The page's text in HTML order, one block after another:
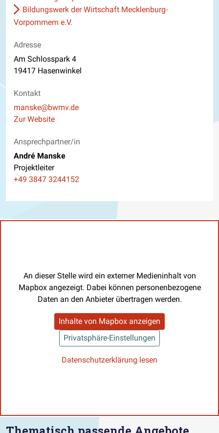
Bildungswerk der Wirtschaft Mecklenburg-
Vorpommern e.V.
Adresse
Am Schlosspark 4
19417 Hasenwinkel
Kontakt
E-Mail
manske@bwmv.de
Website
Zur Website
Ansprechpartner/in
André Manske
Projektleiter
Telefon
+49 3847 3244152
An dieser Stelle wird ein externer Medieninhalt von
Mapbox angezeigt. Dabei können personenbezogene
Daten an den Anbieter übertragen werden.
Inhalte von Mapbox anzeigen
Privatsphäre-Einstellungen
Datenschutzerklärung lesen